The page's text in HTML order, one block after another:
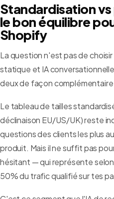
Standardisation
le bon équilibre
Shopify
La question n'est pas de
statique et IA
deux de façon
Le tableau de tailles
déclinaison EU/US/UK) reste
questions des clients les plus
produit. Mais il ne suffit pas
hésitant — qui représente
50% du trafic qualifié sur tes